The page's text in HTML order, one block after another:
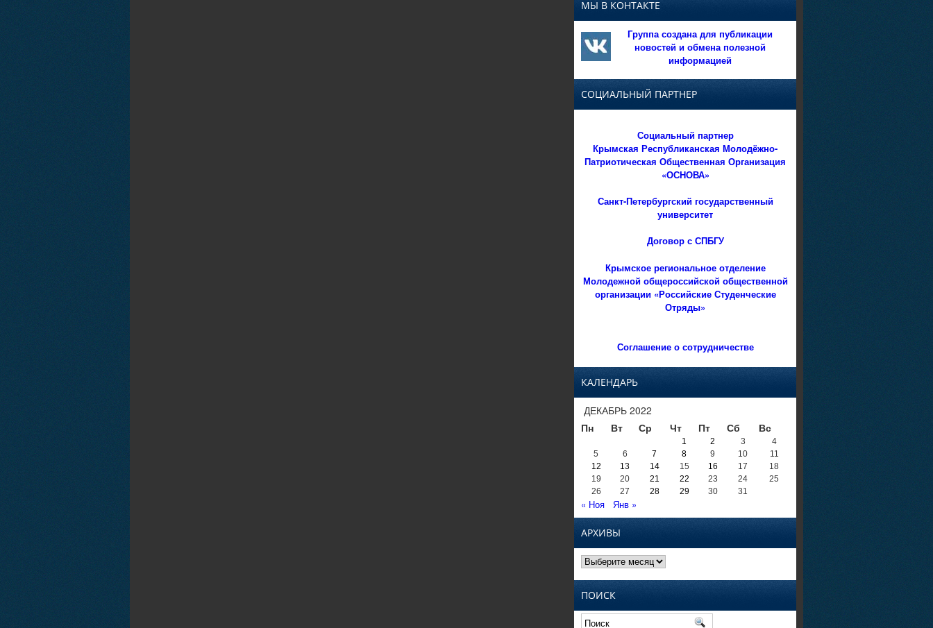
МЫ В КОНТАКТЕ
Группа создана для публикации
новостей и обмена полезной
информацией
СОЦИАЛЬНЫЙ ПАРТНЕР
Социальный партнер
Крымская Республиканская Молодёжно-
Патриотическая Общественная Организация
«ОСНОВА»
Санкт-Петербургский государственный
университет
Договор с СПБГУ
Крымское региональное отделение
Молодежной общероссийской общественной
организации «Российские Студенческие
Отряды»
Соглашение о сотрудничестве
КАЛЕНДАРЬ
ДЕКАБРЬ 2022
Пн
Вт Ср Чт Пт Сб Вс
1 2 3
4
5
6 7 8 9 10
11
12
13 14 15 16 17
18
19
20 21 22 23 24
25
26
27 28 29 30 31
« Ноя Янв »
АРХИВЫ
Архивы
ПОИСК